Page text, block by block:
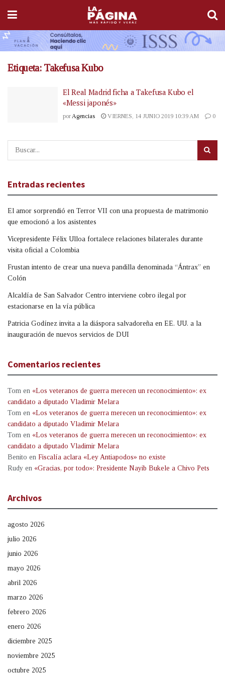
Etiqueta: Takefusa Kubo
El Real Madrid ficha a Takefusa Kubo el
«Messi japonés»
por Agencias VIERNES, 14 JUNIO 2019 10:39 AM 0
Entradas recientes
El amor sorprendió en Terror VII con una propuesta de matrimonio
que emocionó a los asistentes
Vicepresidente Félix Ulloa fortalece relaciones bilaterales durante
visita oficial a Colombia
Frustan intento de crear una nueva pandilla denominada “Ántrax” en
Colón
Alcaldía de San Salvador Centro interviene cobro ilegal por
estacionarse en la vía pública
Patricia Godínez invita a la diáspora salvadoreña en EE. UU. a la
inauguración de nuevos servicios de DUI
Comentarios recientes
Tom en «Los veteranos de guerra merecen un reconocimiento»: ex
candidato a diputado Vladimir Melara
Tom en «Los veteranos de guerra merecen un reconocimiento»: ex
candidato a diputado Vladimir Melara
Tom en «Los veteranos de guerra merecen un reconocimiento»: ex
candidato a diputado Vladimir Melara
Benito en Fiscalía aclara «Ley Antiapodos» no existe
Rudy en «Gracias, por todo»: Presidente Nayib Bukele a Chivo Pets
Archivos
agosto 2026
julio 2026
junio 2026
mayo 2026
abril 2026
marzo 2026
febrero 2026
enero 2026
diciembre 2025
noviembre 2025
octubre 2025